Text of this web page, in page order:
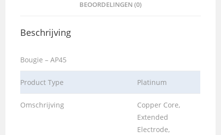
BEOORDELINGEN (0)
Beschrijving
Bougie – AP45
Product Type Platinum
Omschrijving
Copper Core,
Extended
Electrode,